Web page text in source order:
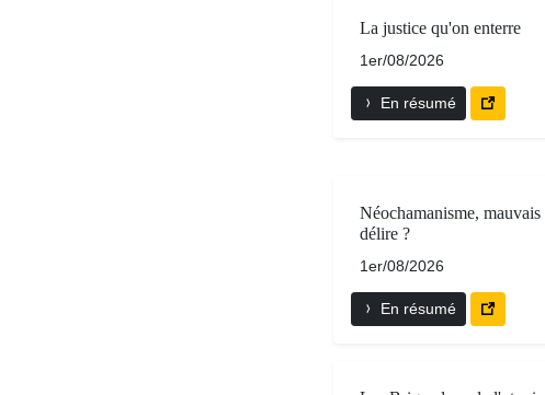
La justice qu'on enterre
1er/08/2026
En résumé
Néochamanisme, mauvais
délire ?
1er/08/2026
En résumé